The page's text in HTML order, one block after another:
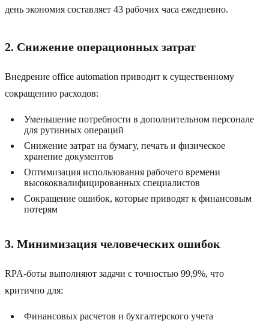
день экономия составляет 43 рабочих часа ежедневно.
2. Снижение операционных затрат
Внедрение office automation приводит к существенному
сокращению расходов:
Уменьшение потребности в дополнительном персонале
для рутинных операций
Снижение затрат на бумагу, печать и физическое
хранение документов
Оптимизация использования рабочего времени
высококвалифицированных специалистов
Сокращение ошибок, которые приводят к финансовым
потерям
3. Минимизация человеческих ошибок
RPA-боты выполняют задачи с точностью 99,9%, что
критично для:
Финансовых расчетов и бухгалтерского учета